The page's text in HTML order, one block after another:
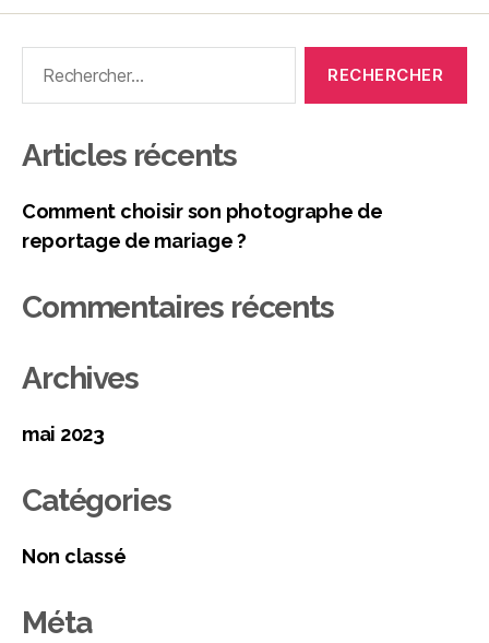
Articles récents
Comment choisir son photographe de
reportage de mariage ?
Commentaires récents
Archives
mai 2023
Catégories
Non classé
Méta